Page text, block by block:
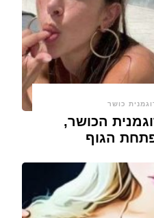
כושר
הכושר,
הגוף